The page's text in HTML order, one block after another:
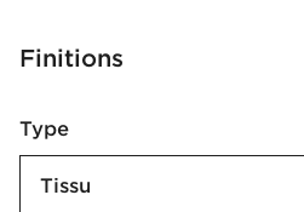
Finitions
Type
Tissu